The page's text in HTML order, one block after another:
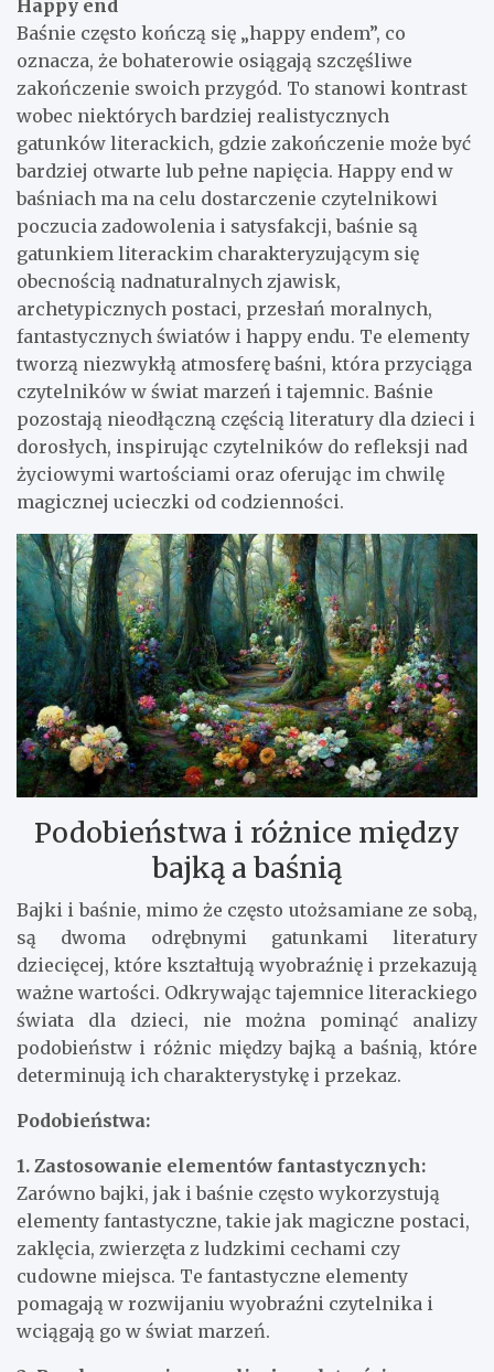
Happy end
Baśnie często kończą się „happy endem”, co
oznacza, że bohaterowie osiągają szczęśliwe
zakończenie swoich przygód. To stanowi kontrast
wobec niektórych bardziej realistycznych
gatunków literackich, gdzie zakończenie może być
bardziej otwarte lub pełne napięcia. Happy end w
baśniach ma na celu dostarczenie czytelnikowi
poczucia zadowolenia i satysfakcji, baśnie są
gatunkiem literackim charakteryzującym się
obecnością nadnaturalnych zjawisk,
archetypicznych postaci, przesłań moralnych,
fantastycznych światów i happy endu. Te elementy
tworzą niezwykłą atmosferę baśni, która przyciąga
czytelników w świat marzeń i tajemnic. Baśnie
pozostają nieodłączną częścią literatury dla dzieci i
dorosłych, inspirując czytelników do refleksji nad
życiowymi wartościami oraz oferując im chwilę
magicznej ucieczki od codzienności.
Podobieństwa i różnice między
bajką a baśnią
Bajki i baśnie, mimo że często utożsamiane ze sobą,
są dwoma odrębnymi gatunkami literatury
dziecięcej, które kształtują wyobraźnię i przekazują
ważne wartości. Odkrywając tajemnice literackiego
świata dla dzieci, nie można pominąć analizy
podobieństw i różnic między bajką a baśnią, które
determinują ich charakterystykę i przekaz.
Podobieństwa:
1. Zastosowanie elementów fantastycznych:
Zarówno bajki, jak i baśnie często wykorzystują
elementy fantastyczne, takie jak magiczne postaci,
zaklęcia, zwierzęta z ludzkimi cechami czy
cudowne miejsca. Te fantastyczne elementy
pomagają w rozwijaniu wyobraźni czytelnika i
wciągają go w świat marzeń.